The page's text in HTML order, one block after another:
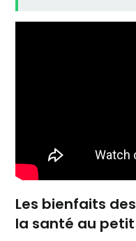
Les bienfaits
la santé au